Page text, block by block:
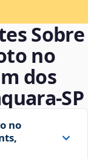
Sobre
no
dos
no